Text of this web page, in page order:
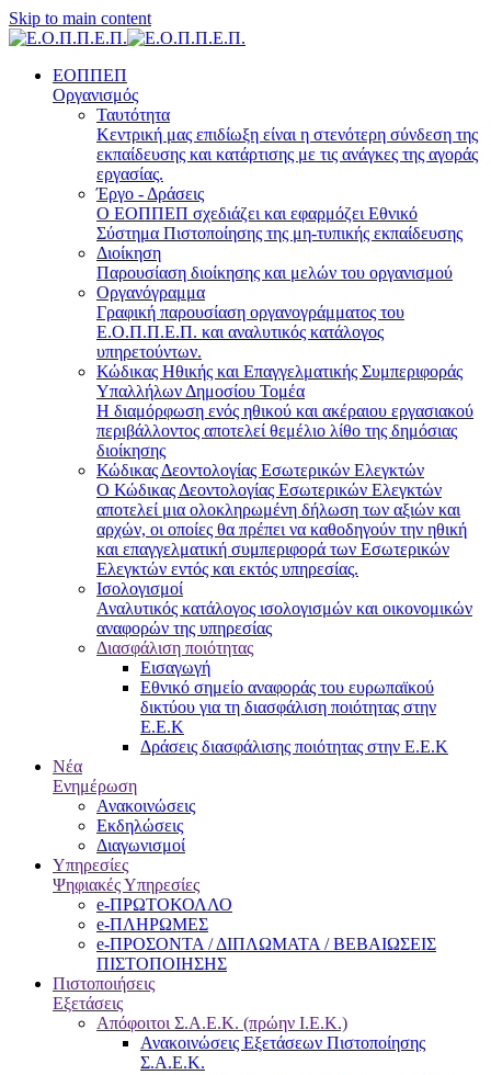
Skip to main content
ΕΟΠΠΕΠ
Οργανισμός
Ταυτότητα
Κεντρική μας επιδίωξη είναι η στενότερη σύνδεση της
εκπαίδευσης και κατάρτισης με τις ανάγκες της αγοράς
εργασίας.
Έργο - Δράσεις
Ο ΕΟΠΠΕΠ σχεδιάζει και εφαρμόζει Eθνικό
Σύστημα Πιστοποίησης της μη-τυπικής εκπαίδευσης
Διοίκηση
Παρουσίαση διοίκησης και μελών του οργανισμού
Οργανόγραμμα
Γραφική παρουσίαση οργανογράμματος του
Ε.Ο.Π.Π.Ε.Π. και αναλυτικός κατάλογος
υπηρετούντων.
Κώδικας Ηθικής και Επαγγελματικής Συμπεριφοράς
Υπαλλήλων Δημοσίου Τομέα
Η διαμόρφωση ενός ηθικού και ακέραιου εργασιακού
περιβάλλοντος αποτελεί θεμέλιο λίθο της δημόσιας
διοίκησης
Κώδικας Δεοντολογίας Εσωτερικών Ελεγκτών
Ο Κώδικας Δεοντολογίας Εσωτερικών Ελεγκτών
αποτελεί μια ολοκληρωμένη δήλωση των αξιών και
αρχών, οι οποίες θα πρέπει να καθοδηγούν την ηθική
και επαγγελματική συμπεριφορά των Εσωτερικών
Ελεγκτών εντός και εκτός υπηρεσίας.
Ισολογισμοί
Αναλυτικός κατάλογος ισολογισμών και οικονομικών
αναφορών της υπηρεσίας
Διασφάλιση ποιότητας
Εισαγωγή
Εθνικό σημείο αναφοράς του ευρωπαϊκού
δικτύου για τη διασφάλιση ποιότητας στην
Ε.Ε.Κ
Δράσεις διασφάλισης ποιότητας στην Ε.Ε.Κ
Νέα
Ενημέρωση
Ανακοινώσεις
Εκδηλώσεις
Διαγωνισμοί
Υπηρεσίες
Ψηφιακές Υπηρεσίες
e-ΠΡΩΤΟΚΟΛΛΟ
e-ΠΛΗΡΩΜΕΣ
e-ΠΡΟΣΟΝΤΑ / ΔΙΠΛΩΜΑΤΑ / ΒΕΒΑΙΩΣΕΙΣ
ΠΙΣΤΟΠΟΙΗΣΗΣ
Πιστοποιήσεις
Εξετάσεις
Απόφοιτοι Σ.Α.Ε.Κ. (πρώην Ι.Ε.Κ.)
Ανακοινώσεις Εξετάσεων Πιστοποίησης
Σ.Α.Ε.Κ.